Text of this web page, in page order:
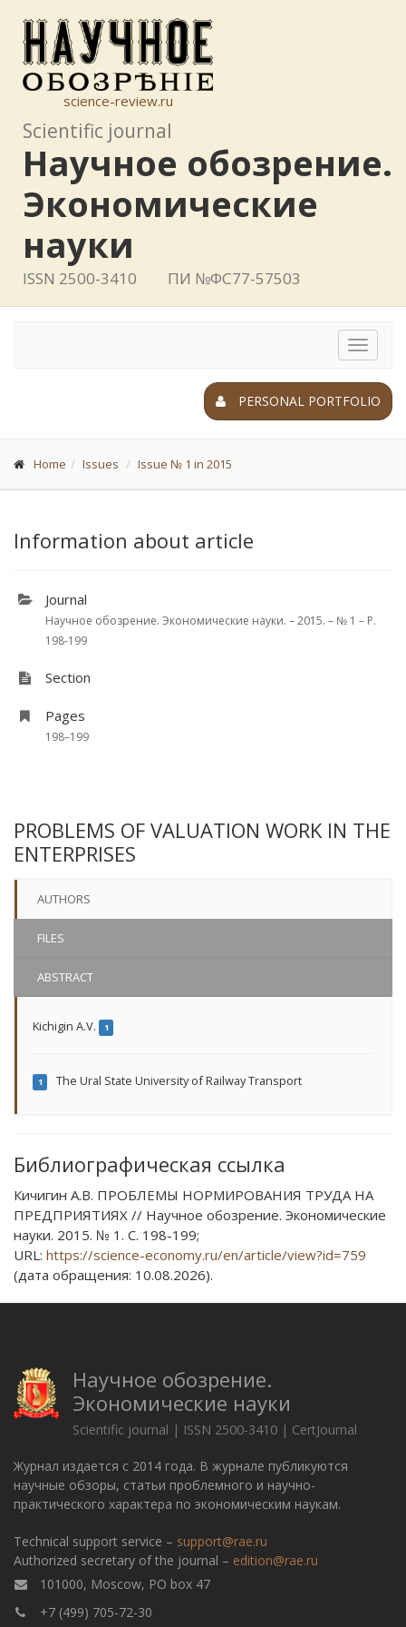
science-review.ru
Scientific journal
Научное обозрение.
Экономические
науки
ISSN 2500-3410 ПИ №ФС77-57503
Toggle
PERSONAL PORTFOLIO
Home Issues Issue № 1 in 2015
Information about article
Journal
Научное обозрение. Экономические науки. – 2015. – № 1 – P.
198-199
Section
Pages
198–199
PROBLEMS OF VALUATION WORK IN THE
ENTERPRISES
AUTHORS
FILES
ABSTRACT
Kichigin A.V. 1
1 The Ural State University of Railway Transport
Библиографическая ссылка
Кичигин А.В. ПРОБЛЕМЫ НОРМИРОВАНИЯ ТРУДА НА
ПРЕДПРИЯТИЯХ // Научное обозрение. Экономические
науки. 2015. № 1. С. 198-199;
URL: https://science-economy.ru/en/article/view?id=759
(дата обращения: 10.08.2026).
Научное обозрение.
Экономические науки
Scientific journal | ISSN 2500-3410 | CertJournal
Журнал издается с 2014 года. В журнале публикуются
научные обзоры, статьи проблемного и научно-
практического характера по экономическим наукам.
Technical support service – support@rae.ru
Authorized secretary of the journal – edition@rae.ru
101000, Moscow, PO box 47
+7 (499) 705-72-30